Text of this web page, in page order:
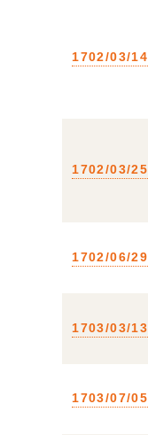
1702/03/14
1702/03/25
1702/06/29
1703/03/13
1703/07/05